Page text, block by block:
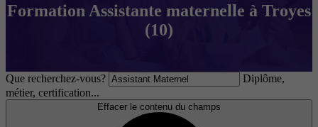
Formation Assistante maternelle à Troyes
(10)
Que recherchez-vous?
Diplôme,
métier, certification...
Effacer le contenu du champs